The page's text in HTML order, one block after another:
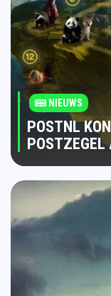
NIEUWS
POSTNL
POSTZEGEL